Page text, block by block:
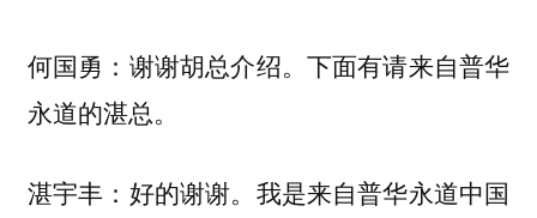
何国勇： 谢谢胡总介绍。下面有请来自普华
永道的湛总。
湛宇丰： 好的谢谢。我是来自普华永道中国